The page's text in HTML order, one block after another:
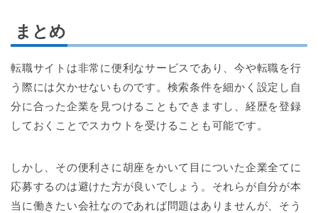
まとめ
転職サイトは非常に便利なサービスであり、今や転職を行
う際には欠かせないものです。検索条件を細かく設定し自
分に合った企業を見つけることもできますし、経歴を登録
しておくことでスカウトを受けることも可能です。
しかし、その便利さに胡座をかいて目についた企業全てに
応募するのは避けた方が良いでしょう。それらが自分が本
当に働きたい会社なのであれば問題はありませんが、そう